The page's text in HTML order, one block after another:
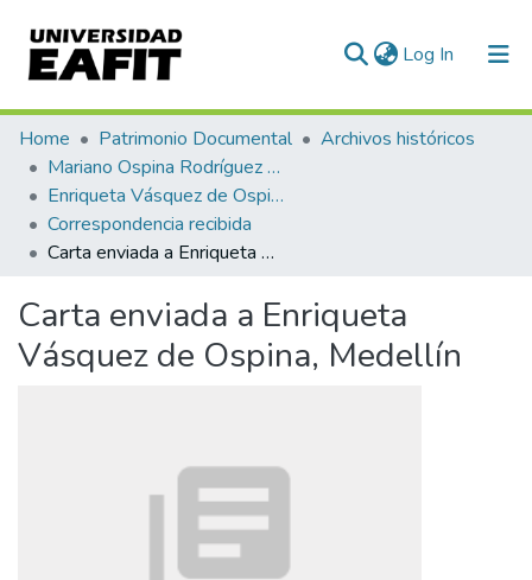
Log In (current)
Communities & Collections
All of DSpace
Statistics
Home Patrimonio Documental
Archivos históricos
Mariano Ospina Rodríguez (1826 -1912)
Enriqueta Vásquez de Ospina
Correspondencia recibida
Carta enviada a Enriqueta Vásquez de Ospina, Medellín
Carta enviada a Enriqueta
Vásquez de Ospina, Medellín